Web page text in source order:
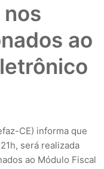
nos
ao
CE) informa que
será realizada
ao Módulo Fiscal